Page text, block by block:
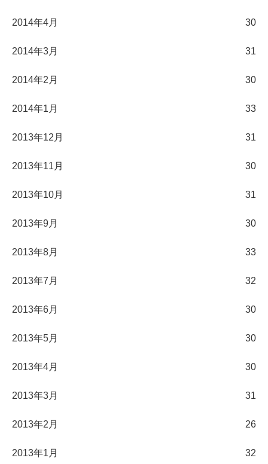
2014年4月 30
2014年3月 31
2014年2月 30
2014年1月 33
2013年12月 31
2013年11月 30
2013年10月 31
2013年9月 30
2013年8月 33
2013年7月 32
2013年6月 30
2013年5月 30
2013年4月 30
2013年3月 31
2013年2月 26
2013年1月 32